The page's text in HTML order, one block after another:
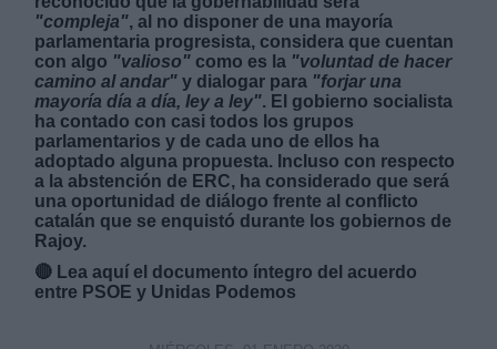
"compleja", al no disponer de una mayoría
parlamentaria progresista, considera que cuentan
con algo "valioso" como es la "voluntad de hacer
camino al andar" y dialogar para "forjar una
mayoría día a día, ley a ley". El gobierno socialista
ha contado con casi todos los grupos
parlamentarios y de cada uno de ellos ha
adoptado alguna propuesta. Incluso con respecto
a la abstención de ERC, ha considerado que será
una oportunidad de diálogo frente al conflicto
catalán que se enquistó durante los gobiernos de
Rajoy.
🔴 Lea aquí el documento íntegro del acuerdo
entre PSOE y Unidas Podemos
Derechos:
link
Información adicional
link